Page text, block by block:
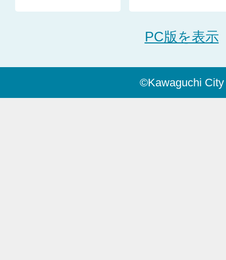
PC版を表示
©Kawaguchi City